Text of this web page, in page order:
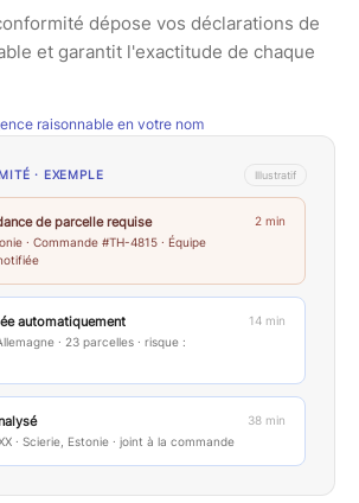
dépose vos déclarations de
et garantit l'exactitude de chaque
raisonnable en votre nom
· EXEMPLE Illustratif
de parcelle requise
· Commande #TH-4815 · Équipe
2 min
automatiquement
· 23 parcelles · risque :
14 min
· Scierie, Estonie · joint à la commande
38 min